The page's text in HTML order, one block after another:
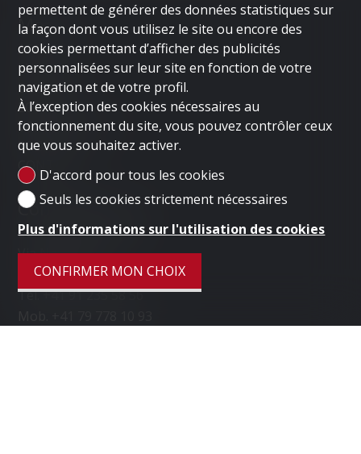
Menu
ACCUEIL
LUGANO
DUBAI
LONDON
VENDRE UN BIEN
SOCIÉTÉ
CONTACT
Contactez-nous
LUGANO HOME SAGL
Via Nassa 3b
6900 Lugano
Tél.+41 91 235 58 56
permettent de générer des données statistiques sur
la façon dont vous utilisez le site ou encore des
cookies permettant d’afficher des publicités
personnalisées sur leur site en fonction de votre
navigation et de votre profil.
À l’exception des cookies nécessaires au
fonctionnement du site, vous pouvez contrôler ceux
que vous souhaitez activer.
D'accord pour tous les cookies
Seuls les cookies strictement nécessaires
Plus d'informations sur l'utilisation des cookies
CONFIRMER MON CHOIX